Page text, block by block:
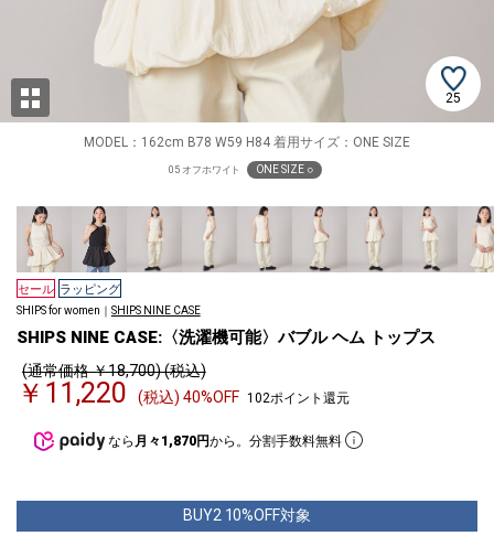
25
MODEL：162cm B78 W59 H84 着用サイズ：ONE SIZE
05 オフホワイト ONE SIZE ○
セール ラッピング
SHIPS for women｜ SHIPS NINE CASE
SHIPS NINE CASE:〈洗濯機可能〉バブル ヘム トップス
(通常価格 ￥18,700) (税込)
￥11,220 (税込) 40%OFF 102ポイント還元
なら 月々1,870円から。分割手数料無料
BUY2 10%OFF対象